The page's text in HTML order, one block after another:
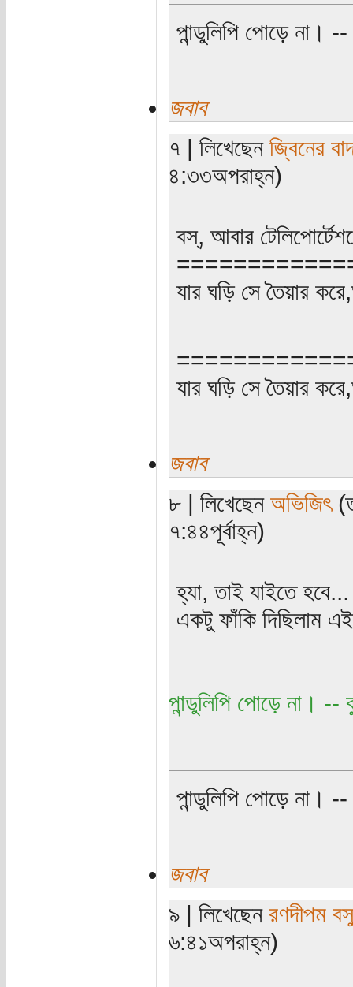
পান্ডুলিপি পোড়ে না। --
জবাব
৭ | লিখেছেন জ্বিনের
৪:৩৩অপরাহ্ন)
বস্, আবার
যার ঘড়ি সে তৈয়ার
যার ঘড়ি সে তৈয়ার
জবাব
৮ | লিখেছেন অভিজিৎ
৭:৪৪পূর্বাহ্ন)
হ্যা, তাই যাইতে
একটু ফাঁকি দিছিলাম
পান্ডুলিপি পোড়ে না। --
পান্ডুলিপি পোড়ে না। --
জবাব
৯ | লিখেছেন রণদীপম বসু
৬:৪১অপরাহ্ন)